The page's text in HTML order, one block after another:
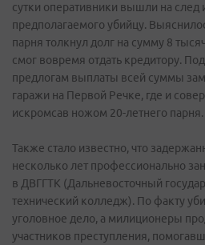
сутки оперативники вышли на след
предполагаемого убийцу.
парня толкнул долг на сумму 8
смог вовремя отдать кредитору.
предлогам выплаты всей суммы
гаражи на Первой Речке, где и
искромсав ножом 20-летнего парня.
Также стало известно, что
несколько лет профессионально
в ДВГГТК (Дальневосточный
технический колледж). По факту
уголовное дело, а милиционеры
участников преступления,